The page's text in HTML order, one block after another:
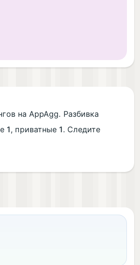
на AppAgg. Разбивка
1, приватные 1. Следите